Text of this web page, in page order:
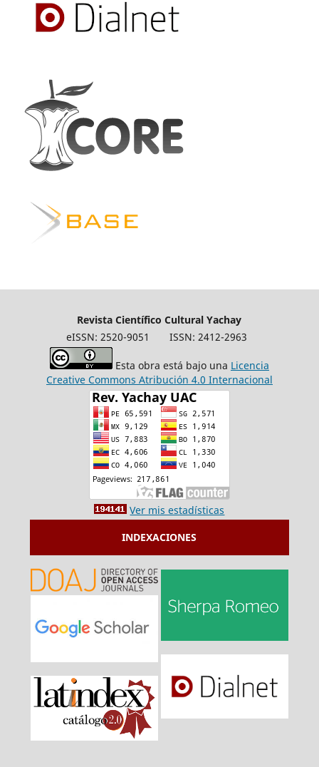
Revista Científico Cultural Yachay
eISSN: 2520-9051
ISSN: 2412-2963
Esta obra está bajo una Licencia
Creative Commons Atribución 4.0 Internacional
Ver mis estadísticas
INDEXACIONES